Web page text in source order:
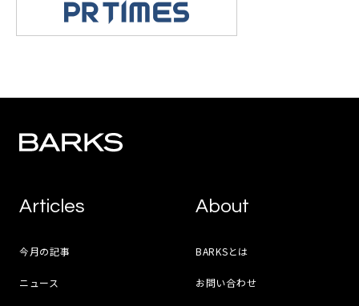
Articles
今月の記事
ニュース
About
BARKSとは
お問い合わせ